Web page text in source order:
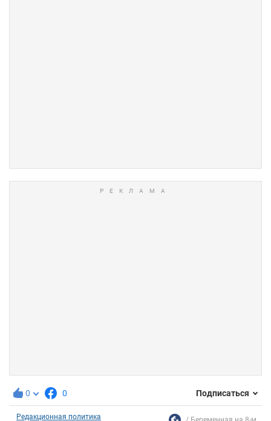
0 0 Подписаться
Редакционная политика